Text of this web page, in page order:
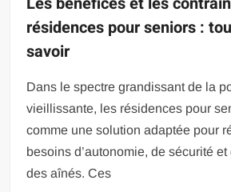
résidences pour seniors :
savoir
Dans le spectre grandissant de la
vieillissante, les résidences pour
comme une solution adaptée pour
besoins d’autonomie, de sécurité
des aînés. Ces